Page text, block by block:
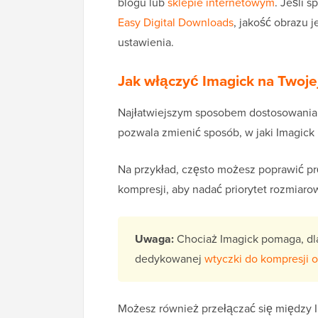
Easy Digital Downloads, jakość obrazu
ustawienia.
Jak włączyć Imagick na
Najłatwiejszym sposobem
pozwala zmienić sposób, w jaki
Na przykład, często możesz poprawić
kompresji, aby nadać priorytet
Uwaga:Chociaż Imagick pomaga,
dedykowanej wtyczki do kompresji
Możesz również przełączać się